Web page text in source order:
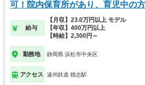
可！院内保育所があり、育児中の方
給与
【月収】23.0万円以上 モデル
【年収】400万円以上
【時給】2,300円～
勤務地 静岡県 浜松市中央区
アクセス 遠州鉄道 積志駅